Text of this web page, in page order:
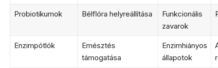
Probiotikumok Bélflóra helyreállítása
Funkcionális
zavarok
Enzimpótlók
Emésztés
támogatása
Enzimhiányos
állapotok